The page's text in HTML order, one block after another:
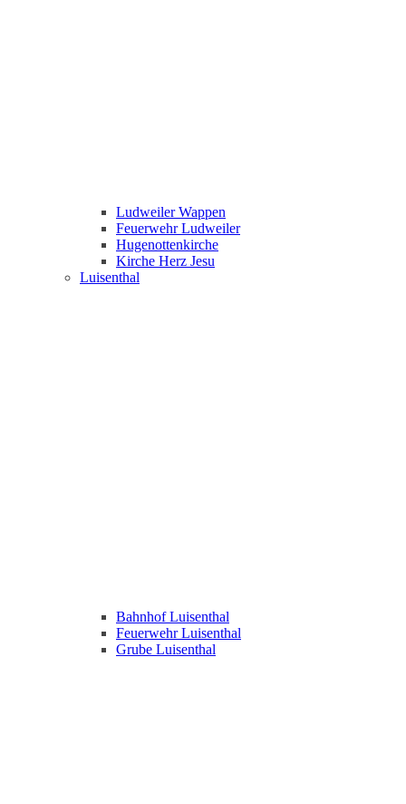
Ludweiler Wappen
Feuerwehr Ludweiler
Hugenottenkirche
Kirche Herz Jesu
Luisenthal
Bahnhof Luisenthal
Feuerwehr Luisenthal
Grube Luisenthal